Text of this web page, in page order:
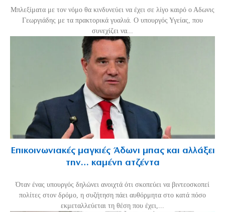
Μπλεξίματα με τον νόμο θα κινδυνεύει να έχει σε λίγο καιρό ο Αδωνις
Γεωργιάδης με τα πρακτορικά γυαλιά. Ο υπουργός Υγείας, που
συνεχίζει να...
Επικοινωνιακές μαγκιές Άδωνι μπας και αλλάξει
την… καμένη ατζέντα
Όταν ένας υπουργός δηλώνει ανοιχτά ότι σκοπεύει να βιντεοσκοπεί
πολίτες στον δρόμο, η συζήτηση πάει αυθόρμητα στο κατά πόσο
εκμεταλλεύεται τη θέση που έχει,...